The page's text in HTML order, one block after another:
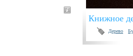
Книжное
Дерево